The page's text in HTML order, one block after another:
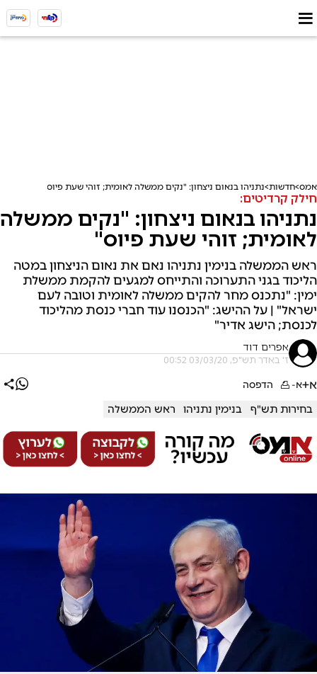
אמס חדשות נתניהו בנאום ניצחון: "נקים ממשלה לאומית; זוהי שעת פיוס"
חילק קרדיטים:
נתניהו בנאום ניצחון: "נקים ממשלה
לאומית; זוהי שעת פיוס"
ראש הממשלה בנימין נתניהו נאם את נאום הניצחון במטה
הליכוד בגני התערוכה והתייחס למגעים להקמת ממשלת
ימין: "נתכנס מחר להקים ממשלה לאומית וטובה לעם
ישראל" | על ההישג: "הכנסנו עוד חברי כנסת מהליכוד
לכנסת; הישג אדיר"
אפרים דוד
ז' באדר תש"פ, 03/03/20 00:52
א+א- הדפסה
בחירות תש"ף בנימין נתניהו ראש הממשלה